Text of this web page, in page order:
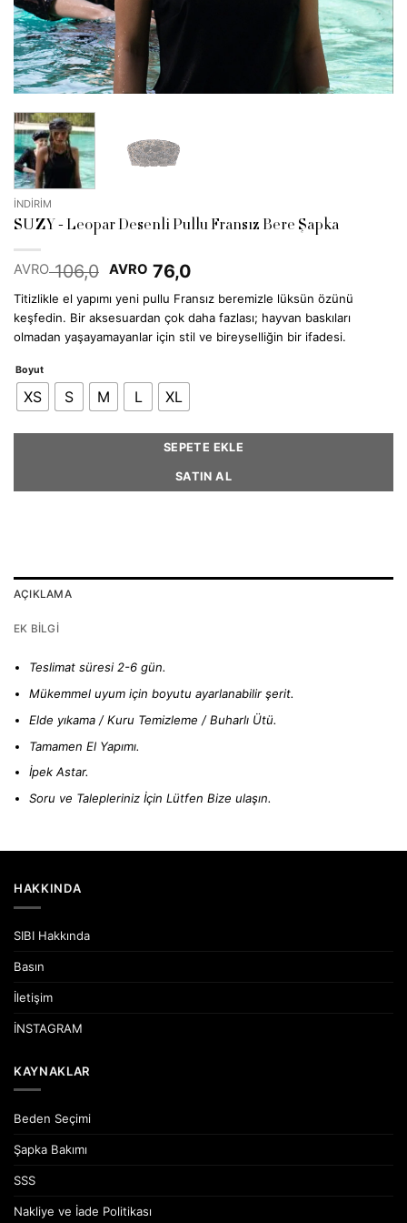
İNDİRİM
SUZY - Leopar Desenli Pullu Fransız Bere Şapka
AVRO106,0 Orijinal
EUR 106,0.
AVRO 76,0Şu
fiyat:
EUR 76,0.
Titizlikle el yapımı yeni pullu Fransız beremizle lüksün özünü
keşfedin. Bir aksesuardan çok daha fazlası; hayvan baskıları
olmadan yaşayamayanlar için stil ve bireyselliğin bir ifadesi.
Boyut
XS S M L XL
SEPETE EKLE
SATIN AL
AÇIKLAMA
EK BILGI
Teslimat süresi 2-6 gün.
Mükemmel uyum için boyutu ayarlanabilir şerit.
Elde yıkama / Kuru Temizleme / Buharlı Ütü.
Tamamen El Yapımı.
İpek Astar.
Soru ve Talepleriniz İçin LütfenBize ulaşın.
HAKKINDA
SIBI Hakkında
Basın
İletişim
İNSTAGRAM
KAYNAKLAR
Beden Seçimi
Şapka Bakımı
SSS
Nakliye ve İade Politikası